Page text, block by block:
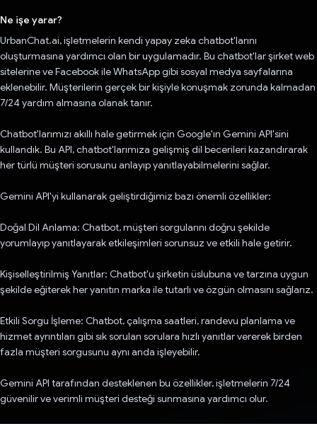
Ne işe yarar?
UrbanChat.ai, işletmelerin kendi yapay zeka chatbot'larını
oluşturmasına yardımcı olan bir uygulamadır. Bu chatbot'lar şirket web
sitelerine ve Facebook ile WhatsApp gibi sosyal medya sayfalarına
eklenebilir. Müşterilerin gerçek bir kişiyle konuşmak zorunda kalmadan
7/24 yardım almasına olanak tanır.
Chatbot'larımızı akıllı hale getirmek için Google'ın Gemini API'sini
kullandık. Bu API, chatbot'larımıza gelişmiş dil becerileri kazandırarak
her türlü müşteri sorusunu anlayıp yanıtlayabilmelerini sağlar.
Gemini API'yi kullanarak geliştirdiğimiz bazı önemli özellikler:
Doğal Dil Anlama: Chatbot, müşteri sorgularını doğru şekilde
yorumlayıp yanıtlayarak etkileşimleri sorunsuz ve etkili hale getirir.
Kişiselleştirilmiş Yanıtlar: Chatbot'u şirketin üslubuna ve tarzına uygun
şekilde eğiterek her yanıtın marka ile tutarlı ve özgün olmasını sağlarız.
Etkili Sorgu İşleme: Chatbot, çalışma saatleri, randevu planlama ve
hizmet ayrıntıları gibi sık sorulan sorulara hızlı yanıtlar vererek birden
fazla müşteri sorgusunu aynı anda işleyebilir.
Gemini API tarafından desteklenen bu özellikler, işletmelerin 7/24
güvenilir ve verimli müşteri desteği sunmasına yardımcı olur.